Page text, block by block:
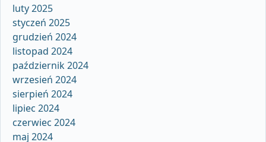
luty 2025
styczeń 2025
grudzień 2024
listopad 2024
październik 2024
wrzesień 2024
sierpień 2024
lipiec 2024
czerwiec 2024
maj 2024